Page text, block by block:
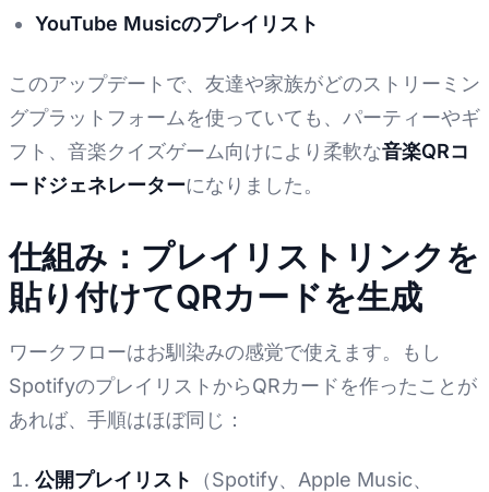
YouTube Musicのプレイリスト
このアップデートで、友達や家族がどのストリーミン
グプラットフォームを使っていても、パーティーやギ
フト、音楽クイズゲーム向けにより柔軟な音楽QRコ
ードジェネレーターになりました。
仕組み：プレイリストリンクを
貼り付けてQRカードを生成
ワークフローはお馴染みの感覚で使えます。もし
SpotifyのプレイリストからQRカードを作ったことが
あれば、手順はほぼ同じ：
公開プレイリスト
（Spotify、Apple Music、